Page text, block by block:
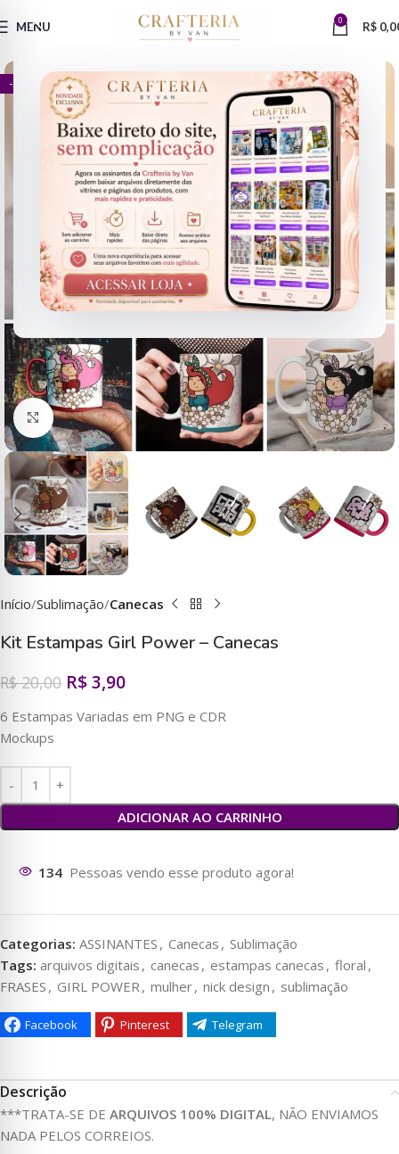
MENU 0 R$
- 81%
Clique para ampliar
Início Sublimação Canecas
Kit Estampas Girl Power – Canecas
R$20,00 R$3,90
6 Estampas Variadas em PNG e CDR
Mockups
ADICIONAR AO CARRINHO
30 Pessoas vendo esse produto agora!
Categorias: ASSINANTES , Canecas , Sublimação
Tags: arquivos digitais , canecas , estampas canecas , floral ,
FRASES , GIRL POWER, mulher, nick design , sublimação
Facebook Pinterest Telegram
Descrição
***TRATA-SE DE ARQUIVOS 100% DIGITAL, NÃO ENVIAMOS
NADA PELOS CORREIOS.